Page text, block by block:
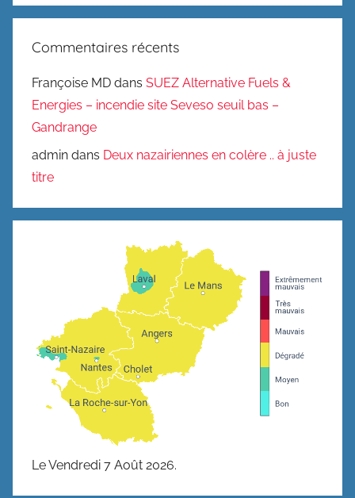
Commentaires récents
Françoise MD dans SUEZ Alternative Fuels &
Energies – incendie site Seveso seuil bas –
Gandrange
admin dans Deux nazairiennes en colère .. à juste
titre
Le Vendredi 7 Août 2026.